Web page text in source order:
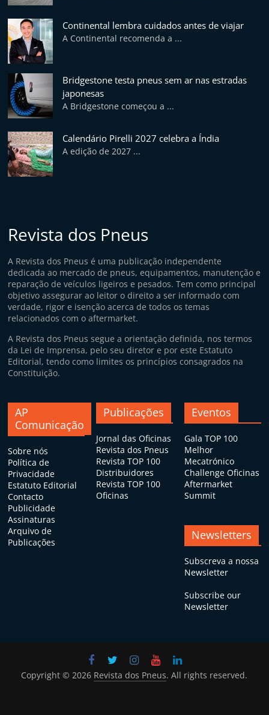
Continental lembra cuidados antes de viajar
A Continental recomenda a ...
Bridgestone testa pneus sem ar nas estradas
japonesas
A Bridgestone começou a ...
Calendário Pirelli 2027 celebra a Índia
A edição de 2027 ...
Revista dos Pneus
A Revista dos Pneus é uma publicação independente
dedicada ao mercado de pneus, equipamentos, manutenção e
reparação de veículos ligeiros e pesados. Tem como principal
objetivo assegurar ao leitor o direito a ser informado com
verdade, rigor e isenção acerca de todos os temas
relacionados com o aftermarket.
A Revista dos Pneus segue a orientação definida, nos termos
da Lei de Imprensa, pelo seu diretor e por este Estatuto
Editorial, tendo como limites os princípios consagrados na
Constituição.
AP
Comunicação
Sobre nós
Política de
Privacidade
Estatuto Editorial
Contacto
Publicidade
Assinaturas
Arquivo de
Publicações
Publicações
Jornal das Oficinas
Revista dos Pneus
Revista TOP 100
Distribuidores
Revista TOP 100
Oficinas
Eventos
Gala TOP 100
Melhor
Mecatrónico
Challenge Oficinas
Aftermarket
Summit
Newsletters
Subscreva a nossa
Newsletter
Subscribe our
Newsletter
Copyright © 2026 Revista dos Pneus. All rights reserved.